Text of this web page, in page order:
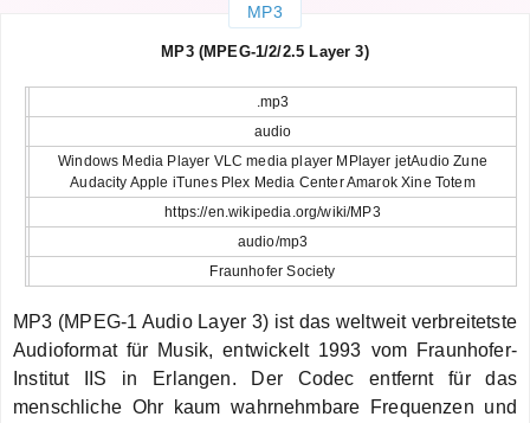
MP3
MP3 (MPEG-1/2/2.5 Layer 3)
.mp3
audio
Windows Media Player VLC media player MPlayer jetAudio Zune
Audacity Apple iTunes Plex Media Center Amarok Xine Totem
https://en.wikipedia.org/wiki/MP3
audio/mp3
Fraunhofer Society
MP3 (MPEG-1 Audio Layer 3) ist das weltweit verbreitetste
Audioformat für Musik, entwickelt 1993 vom Fraunhofer-
Institut IIS in Erlangen. Der Codec entfernt für das
menschliche Ohr kaum wahrnehmbare Frequenzen und